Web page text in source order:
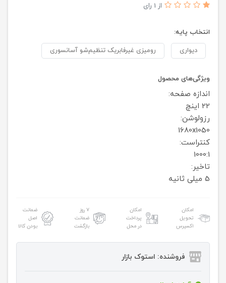
از 1 رای
انتخاب پایه:
دیواری
رومیزی غیرفابریک تنظیم‌شو آسانسوری
ویژگی‌های محصول
اندازه صفحه:
22 اینچ
رزولوشن:
1680x1050
کنتراست:
1000:1
تاخیر:
5 میلی ثانیه
امکان
تحویل
اکسپرس
امکان
پرداخت
در محل
۷ روز
ضمانت
بازگشت
ضمانت
اصل
بودن کالا
فروشنده: استوک بازار